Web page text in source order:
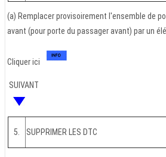
(a) Remplacer provisoirement l'ensemble de
avant (pour porte du passager avant) par un
Cliquer ici
SUIVANT
5. SUPPRIMER LES DTC